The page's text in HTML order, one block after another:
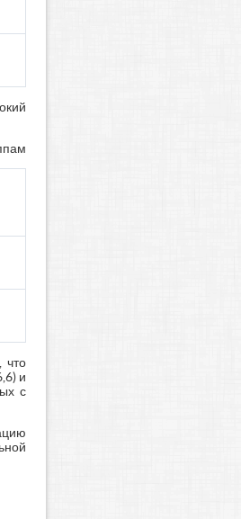
что
и
с